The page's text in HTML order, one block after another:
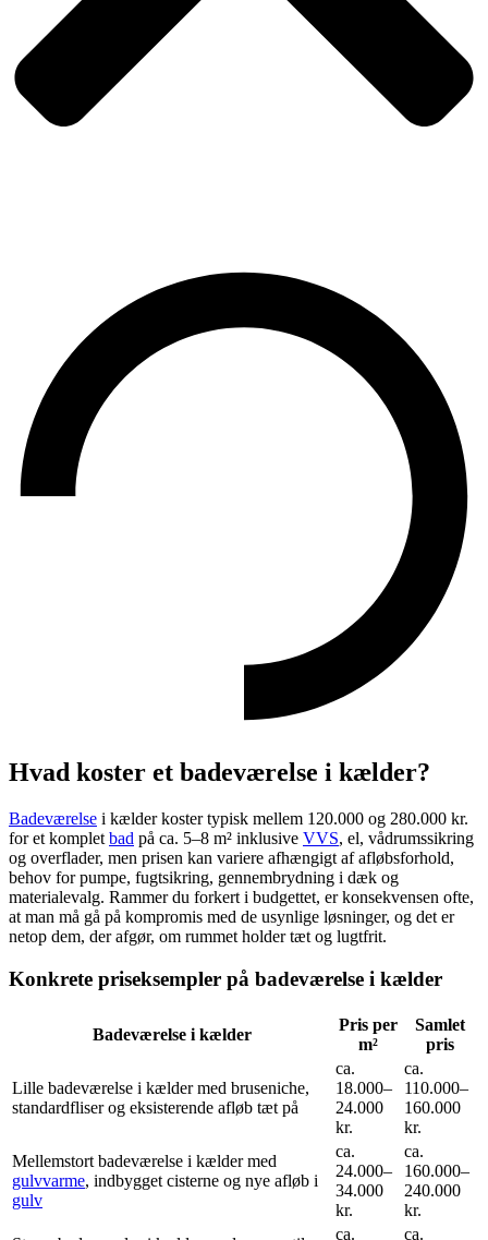
Hvad koster et badeværelse i kælder?
Badeværelse i kælder koster typisk mellem 120.000 og 280.000 kr.
for et komplet bad på ca. 5–8 m² inklusive VVS, el, vådrumssikring
og overflader, men prisen kan variere afhængigt af afløbsforhold,
behov for pumpe, fugtsikring, gennembrydning i dæk og
materialevalg. Rammer du forkert i budgettet, er konsekvensen ofte,
at man må gå på kompromis med de usynlige løsninger, og det er
netop dem, der afgør, om rummet holder tæt og lugtfrit.
Konkrete priseksempler på badeværelse i kælder
Badeværelse i kælder
Pris per
m²
Samlet
pris
Lille badeværelse i kælder med bruseniche,
standardfliser og eksisterende afløb tæt på
ca.
18.000–
24.000
kr.
ca.
110.000–
160.000
kr.
Mellemstort badeværelse i kælder med
gulvvarme, indbygget cisterne og nye afløb i
gulv
ca.
24.000–
34.000
kr.
ca.
160.000–
240.000
kr.
ca. ca.